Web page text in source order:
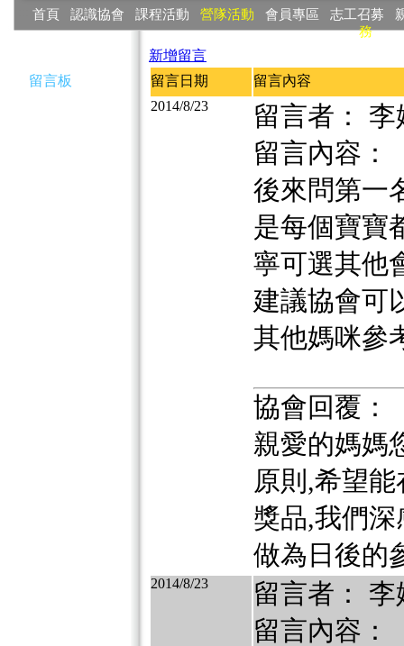
首頁 認識協會 課程活動 營隊活動 會員專區 志工召募
務
留言板
新增留言
留言日期
留言內容
2014/8/23
留言者： 李
留言內容：
後來問第一
是每個寶寶
寧可選其他
建議協會可
其他媽咪參
協會回覆：
親愛的媽媽
原則,希望
獎品,我們
做為日後的
2014/8/23
留言者： 李
留言內容：